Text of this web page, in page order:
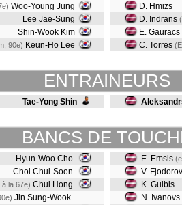
Woo-Young Jung
Lee Jae-Sung
Shin-Wook Kim
90e) Keun-Ho Lee
D. Hmizs
D. Indrans
E. Gauracs
C. Torres
ENTRAINEURS
Tae-Yong Shin
BANCS DE
Hyun-Woo Cho
Choi Chul-Soon
la 67e) Chul Hong
Jin Sung-Wook
E. Emsis
V.
K. Gulbis
N. Ivanovs